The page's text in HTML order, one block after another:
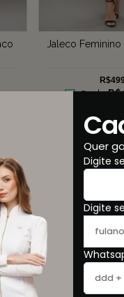
Jaleco
5x de
Quer
Digite
Digite